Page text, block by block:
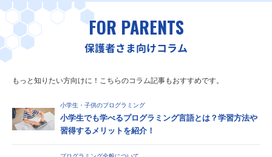
FOR PARENTS
保護者さま向けコラム
もっと知りたい方向けに！こちらのコラム記事もおすすめです。
小学生・子供のプログラミング
小学生でも学べるプログラミング言語とは？学習方法や
習得するメリットを紹介！